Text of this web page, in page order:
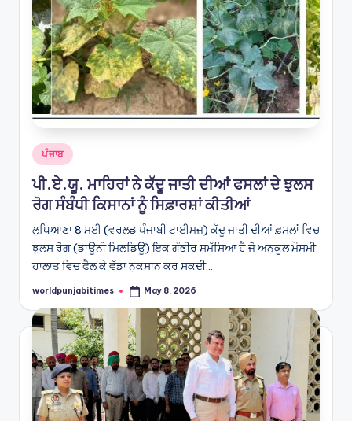
Posted
in
ਪੰਜਾਬ
ਪੀ.ਏ.ਯੂ. ਮਾਹਿਰਾਂ ਨੇ ਕੱਦੂ ਜਾਤੀ ਦੀਆਂ ਫਸਲਾਂ ਦੇ ਝੁਲਸ
ਰੋਗ ਸੰਬੰਧੀ ਕਿਸਾਨਾਂ ਨੂੰ ਸਿਫ਼ਾਰਸ਼ਾਂ ਕੀਤੀਆਂ
ਲੁਧਿਆਣਾ 8 ਮਈ (ਵਰਲਡ ਪੰਜਾਬੀ ਟਾਈਮਜ਼) ਕੱਦੂ ਜਾਤੀ ਦੀਆਂ ਫ਼ਸਲਾਂ ਵਿਚ
ਝੁਲਸ ਰੋਗ (ਡਾਊਨੀ ਮਿਲਡਿਊ) ਇਕ ਗੰਭੀਰ ਸਮੱਸਿਆ ਹੈ ਜੋ ਅਨੁਕੂਲ ਮੌਸਮੀ
ਹਾਲਾਤ ਵਿਚ ਫੈਲ ਕੇ ਵੱਡਾ ਨੁਕਸਾਨ ਕਰ ਸਕਦੀ…
Posted
worldpunjabitimes May 8, 2026